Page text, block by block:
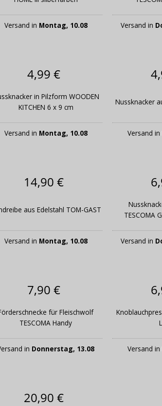
Versand in Montag, 10.08 Versand in
4,99 €
in Pilzform WOODEN
KITCHEN 6 x 9 cm
Versand in Montag, 10.08
Nussknacker
Versand in
14,90 €
aus Edelstahl TOM-GAST
Versand in Montag, 10.08
TESCOMA
Versand in
7,90 €
für Fleischwolf
TESCOMA Handy
in Donnerstag, 13.08 Versand in
20,90 €